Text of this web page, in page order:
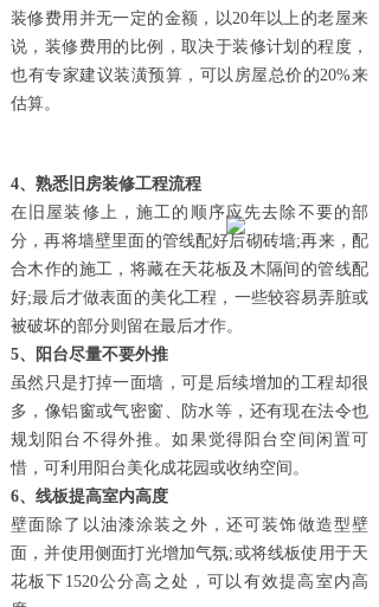
装修费用并无一定的金额，以20年以上的老屋来
说，装修费用的比例，取决于装修计划的程度，
也有专家建议装潢预算，可以房屋总价的20%来
估算。
4、熟悉旧房装修工程流程
在旧屋装修上，施工的顺序应先去除不要的部
分，再将墙壁里面的管线配好后砌砖墙;再来，配
合木作的施工，将藏在天花板及木隔间的管线配
好;最后才做表面的美化工程，一些较容易弄脏或
被破坏的部分则留在最后才作。
5、阳台尽量不要外推
虽然只是打掉一面墙，可是后续增加的工程却很
多，像铝窗或气密窗、防水等，还有现在法令也
规划阳台不得外推。如果觉得阳台空间闲置可
惜，可利用阳台美化成花园或收纳空间。
6、线板提高室内高度
壁面除了以油漆涂装之外，还可装饰做造型壁
面，并使用侧面打光增加气氛;或将线板使用于天
花板下1520公分高之处，可以有效提高室内高